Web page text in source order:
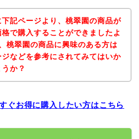
下記ページより、桃翠園の商品が
格で購入することができましたよ
桃翠園の商品に興味のある方は
などを参考にされてみてはいか
か？
ぐお得に購入したい方はこちら